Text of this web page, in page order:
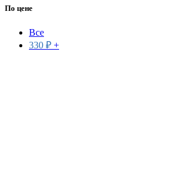
По цене
Все
330 ₽ +